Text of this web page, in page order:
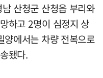
산청군 산청읍 부리와
하고 2명이 심정지 상
양에서는 차량 전복으로
됐다.